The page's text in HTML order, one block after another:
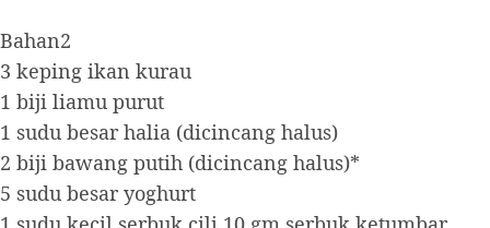
Bahan2
3 keping ikan kurau
1 biji liamu purut
1 sudu besar halia (dicincang halus)
2 biji bawang putih (dicincang halus)*
5 sudu besar yoghurt